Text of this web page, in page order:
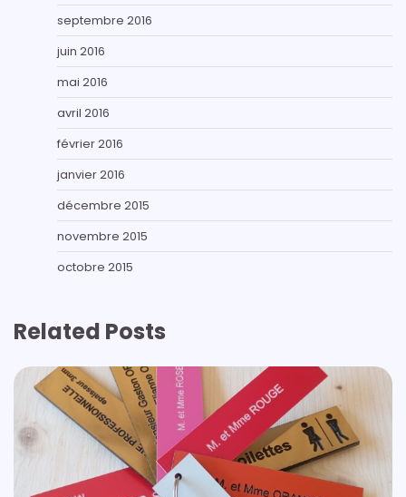
septembre 2016
juin 2016
mai 2016
avril 2016
février 2016
janvier 2016
décembre 2015
novembre 2015
octobre 2015
Related Posts